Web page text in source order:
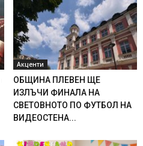
Акценти
ОБЩИНА ПЛЕВЕН ЩЕ
ИЗЛЪЧИ ФИНАЛА НА
СВЕТОВНОТО ПО ФУТБОЛ НА
ВИДЕОСТЕНА...